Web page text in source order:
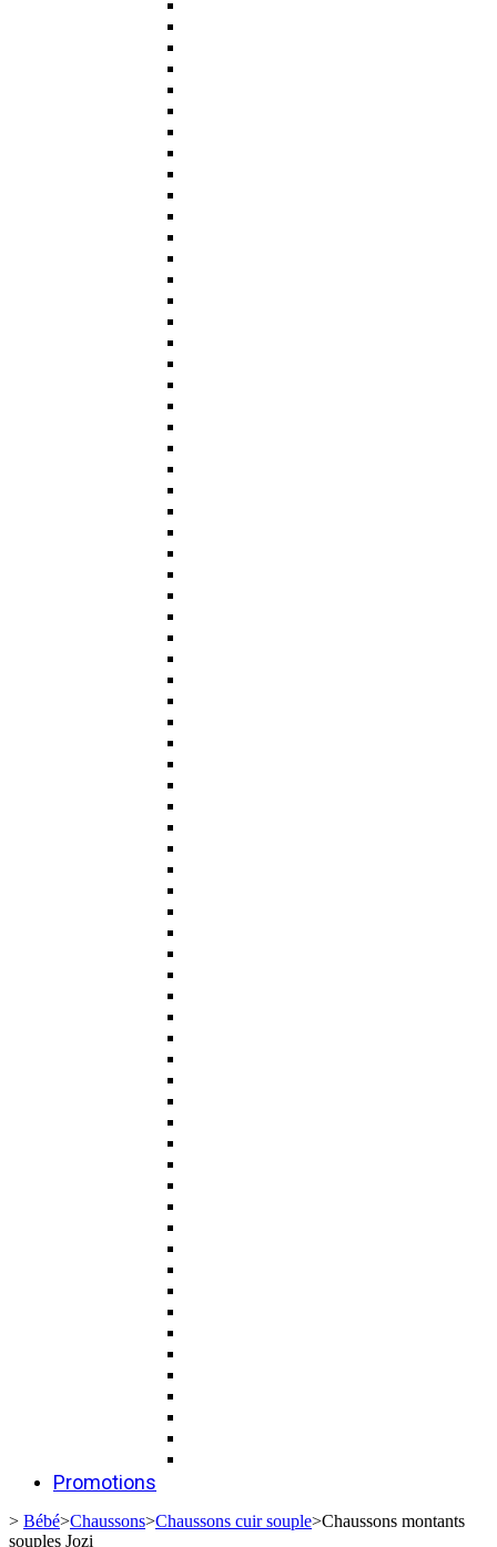
Promotions
> Bébé>Chaussons>Chaussons cuir souple>Chaussons montants
souples Jozi